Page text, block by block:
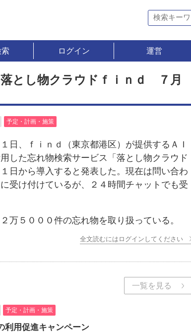
ログイン 運営
とし物クラウドｆｉｎｄ ７月
予定・計画・施策
日、ｆｉｎｄ（東京都港区）が提供するＡＩ
用した忘れ物検索サービス「落とし物クラウド
日から導入すると発表した。現在は問い合わ
受け付けているが、２４時間チャットでも受
万５０００件の忘れ物を取り扱っている。
全文読むにはログインしてください
一覧を見る
予定・計画・施策
用促進キャンペーン